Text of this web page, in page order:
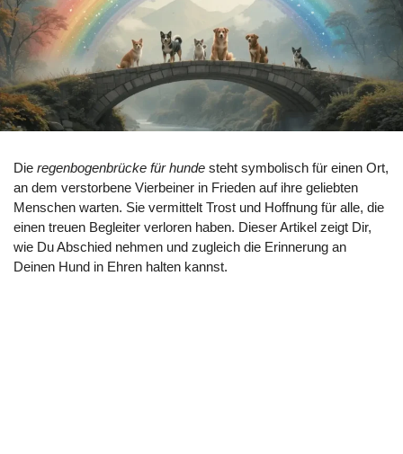
Die regenbogenbrücke für hunde steht symbolisch für einen Ort,
an dem verstorbene Vierbeiner in Frieden auf ihre geliebten
Menschen warten. Sie vermittelt Trost und Hoffnung für alle, die
einen treuen Begleiter verloren haben. Dieser Artikel zeigt Dir,
wie Du Abschied nehmen und zugleich die Erinnerung an
Deinen Hund in Ehren halten kannst.